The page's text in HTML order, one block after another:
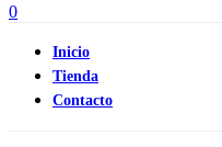
0
Inicio
Tienda
Contacto